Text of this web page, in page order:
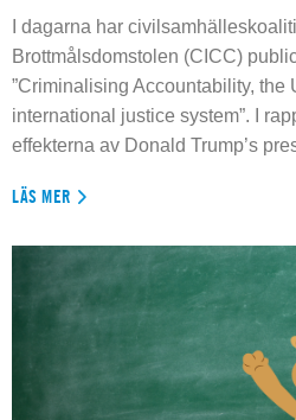
I dagarna har
Brottmålsdomstolen (CICC)
”Criminalising Accountability, the
international justice system”. I
effekterna av Donald Trump’s
LÄS MER